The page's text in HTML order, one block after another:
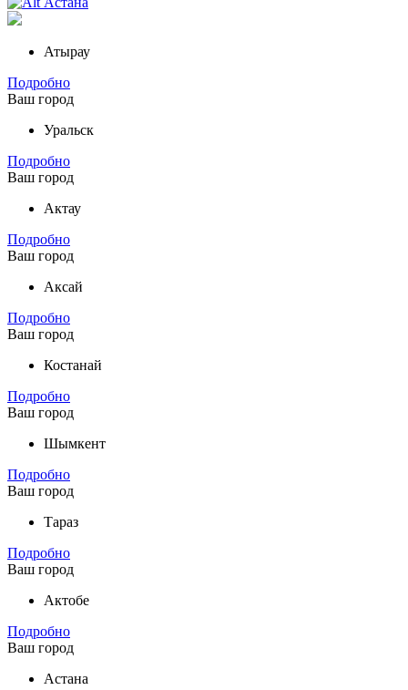
Атырау
Подробно
Ваш город
Уральск
Подробно
Ваш город
Актау
Подробно
Ваш город
Аксай
Подробно
Ваш город
Костанай
Подробно
Ваш город
Шымкент
Подробно
Ваш город
Тараз
Подробно
Ваш город
Актобе
Подробно
Ваш город
Астана